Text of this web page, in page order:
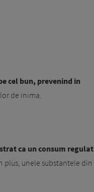
cel bun, prevenind in
de inima.
ca un consum regulat
plus, unele substantele din